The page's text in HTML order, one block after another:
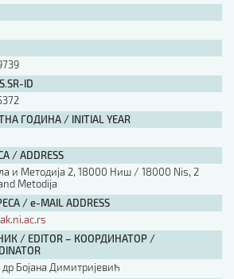
ID
ГОДИНА / INITIAL YEAR
/ ADDRESS
и Методија 2, 18000 Ниш / 18000 Nis, 2
Metodija
/ e-MAIL ADDRESS
/ EDITOR – КООРДИНАТОР /
Бојана Димитријевић